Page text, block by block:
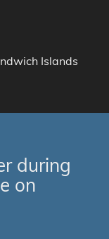
Islands
during
on